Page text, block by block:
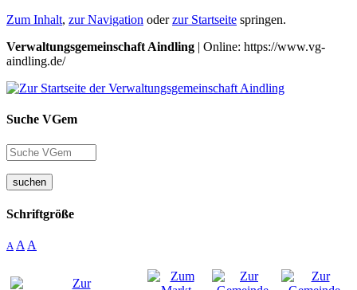
Zum Inhalt, zur Navigation oderzur Startseite springen.
Verwaltungsgemeinschaft Aindling | Online: https://www.vg-
aindling.de/
Suche VGem
suchen
Schriftgröße
A A A